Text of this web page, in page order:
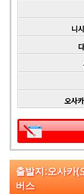
니
오사
출발지:오사카
버스